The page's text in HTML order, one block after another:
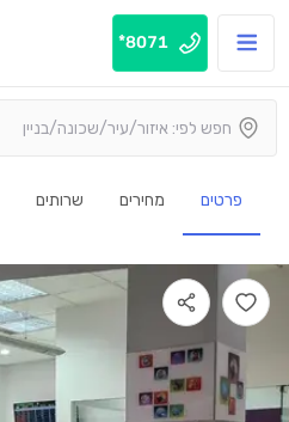
8071*
פרטים מחירים שרותים